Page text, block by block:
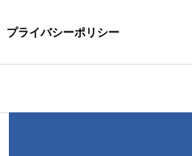
プライバシーポリシー